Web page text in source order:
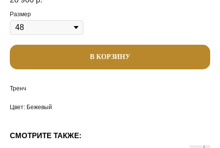
Размер
В КОРЗИНУ
Тренч
Цвет: Бежевый
СМОТРИТЕ ТАКЖЕ: